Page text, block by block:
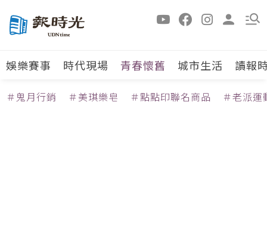
娛樂賽事 時代現場 青春懷舊 城市生活 讀報
＃鬼月行銷 ＃美琪樂皂 ＃點點印聯名商品 ＃老派運